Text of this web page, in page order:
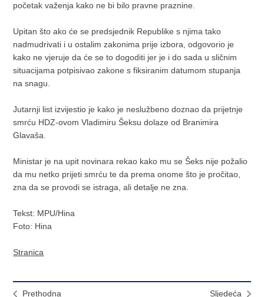
početak važenja kako ne bi bilo pravne praznine.
Upitan što ako će se predsjednik Republike s njima tako
nadmudrivati i u ostalim zakonima prije izbora, odgovorio je
kako ne vjeruje da će se to dogoditi jer je i do sada u sličnim
situacijama potpisivao zakone s fiksiranim datumom stupanja
na snagu.
Jutarnji list izvijestio je kako je neslužbeno doznao da prijetnje
smrću HDZ-ovom Vladimiru Šeksu dolaze od Branimira
Glavaša.
Ministar je na upit novinara rekao kako mu se Šeks nije požalio
da mu netko prijeti smrću te da prema onome što je pročitao,
zna da se provodi se istraga, ali detalje ne zna.
Tekst: MPU/Hina
Foto: Hina
Stranica
Prethodna
Sljedeća